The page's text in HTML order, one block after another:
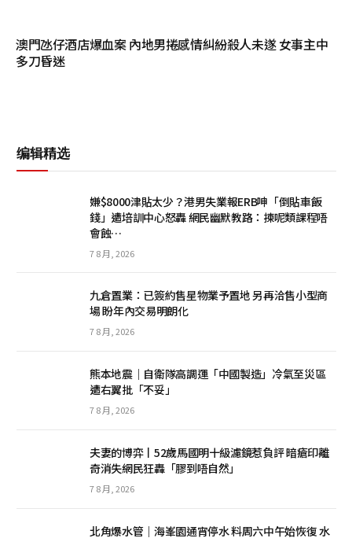
澳門氹仔酒店爆血案 內地男捲感情糾紛殺人未遂 女事主中
多刀昏迷
编辑精选
嫌$8000津貼太少？港男失業報ERB呻「倒貼車飯
錢」遭培訓中心怒轟 網民幽默教路：揀呢類課程唔
會蝕…
7 8 月, 2026
九倉置業：已簽約售星物業予置地 另再洽售小型商
場 盼年內交易明朗化
7 8 月, 2026
熊本地震｜自衛隊高調運「中國製造」冷氣至災區
遭右翼批「不妥」
7 8 月, 2026
夫妻的博弈丨52歲馬國明十級濾鏡惹負評 暗瘡印離
奇消失網民狂轟「膠到唔自然」
7 8 月, 2026
北角爆水管｜海峯園通宵停水 料周六中午始恢復 水